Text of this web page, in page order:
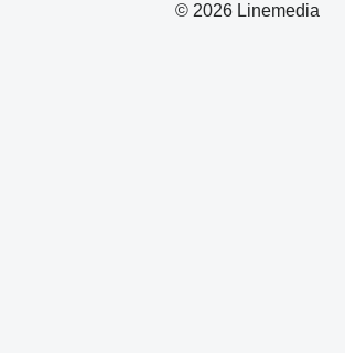
© 2026 Linemedia